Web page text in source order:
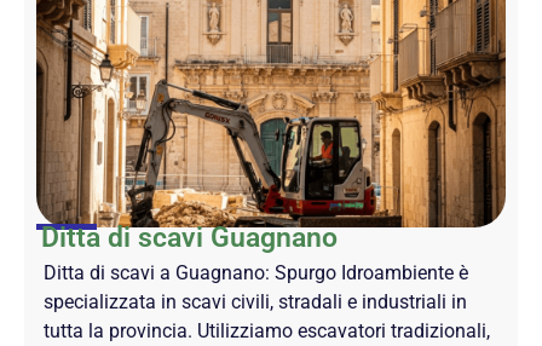
Ditta di scavi Guagnano
Ditta di scavi a Guagnano: Spurgo Idroambiente è
specializzata in scavi civili, stradali e industriali in
tutta la provincia. Utilizziamo escavatori tradizionali,